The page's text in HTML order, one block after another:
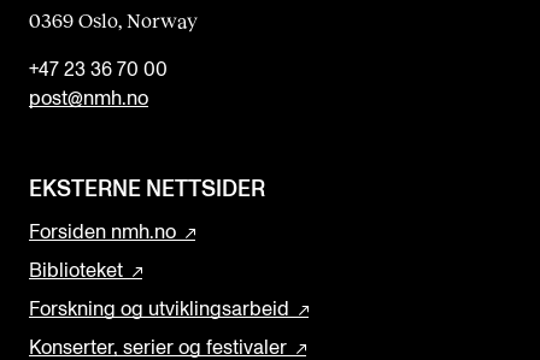
0369 Oslo, Norway
+47 23 36 70 00
post@nmh.no
EKSTERNE NETTSIDER
Forsiden nmh.no
Biblioteket
Forskning og utviklingsarbeid
Konserter, serier og festivaler